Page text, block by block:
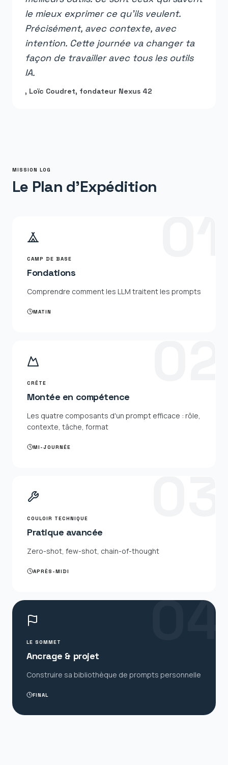
le mieux exprimer ce qu'ils veulent.
Précisément, avec contexte, avec
intention. Cette journée va changer ta
façon de travailler avec tous les outils
IA.
, Loïc Coudret, fondateur Nexus 42
MISSION LOG
Le Plan d'Expédition
CAMP DE BASE
Fondations
Comprendre comment les LLM traitent les prompts
MATIN
CRÊTE
Montée en compétence
Les quatre composants d'un prompt efficace : rôle,
contexte, tâche, format
MI-JOURNÉE
COULOIR TECHNIQUE
Pratique avancée
Zero-shot, few-shot, chain-of-thought
APRÈS-MIDI
04
LE SOMMET
Ancrage & projet
Construire sa bibliothèque de prompts personnelle
FINAL